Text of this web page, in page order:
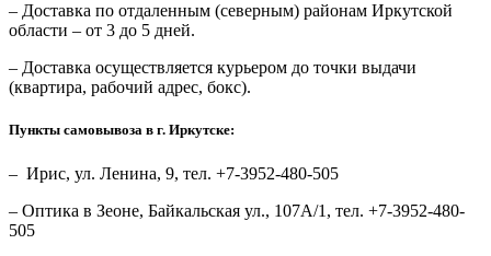
– Доставка по отдаленным (северным) районам Иркутской
области – от 3 до 5 дней.
– Доставка осуществляется курьером до точки выдачи
(квартира, рабочий адрес, бокс).
Пункты самовывоза в г. Иркутске:
– Ирис, ул. Ленина, 9, тел. +7-3952-480-505
– Оптика в Зеоне, Байкальская ул., 107А/1, тел. +7-3952-480-
505